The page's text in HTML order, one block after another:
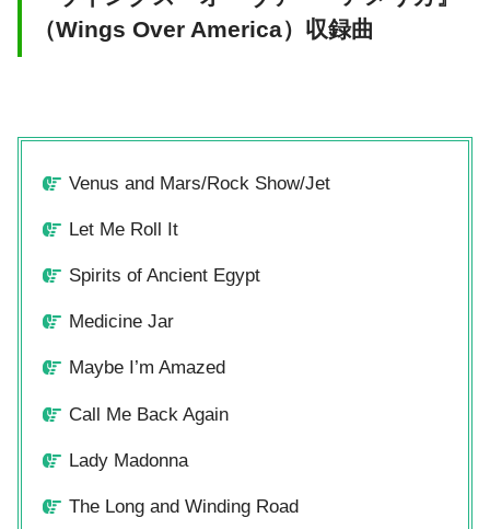
（Wings Over America）収録曲
Venus and Mars/Rock Show/Jet
Let Me Roll It
Spirits of Ancient Egypt
Medicine Jar
Maybe I’m Amazed
Call Me Back Again
Lady Madonna
The Long and Winding Road